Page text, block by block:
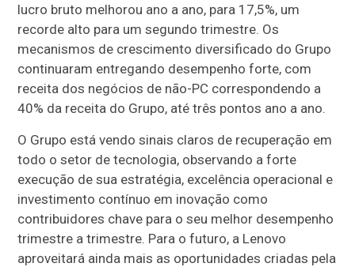
lucro bruto melhorou ano a ano, para 17,5%, um
recorde alto para um segundo trimestre. Os
mecanismos de crescimento diversificado do Grupo
continuaram entregando desempenho forte, com
receita dos negócios de não-PC correspondendo a
40% da receita do Grupo, até três pontos ano a ano.
O Grupo está vendo sinais claros de recuperação em
todo o setor de tecnologia, observando a forte
execução de sua estratégia, excelência operacional e
investimento contínuo em inovação como
contribuidores chave para o seu melhor desempenho
trimestre a trimestre. Para o futuro, a Lenovo
aproveitará ainda mais as oportunidades criadas pela